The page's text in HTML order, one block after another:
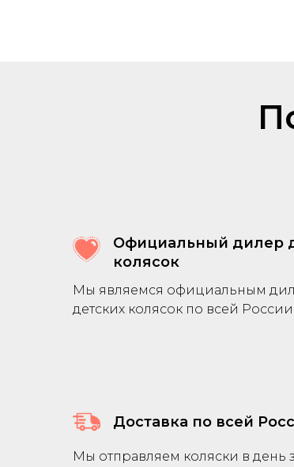
Официальный дилер
колясок
Мы являемся официальным
детских колясок по всей России.
Доставка по всей
Мы отправляем коляски в день